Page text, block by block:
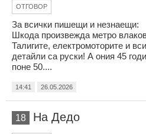
ОТГОВОР
За всички пишещи и незнаещи:
Шкода произвежда метро
Талигите, електромоторите и
детайли са руски! А ония 45
поне 50....
14:41 26.05.2026
18 На Дедо